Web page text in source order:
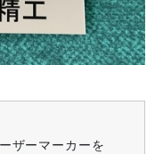
ザーマーカーを